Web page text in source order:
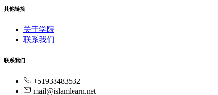
其他链接
关于学院
联系我们
联系我们
+51938483532
mail@islamlearn.net